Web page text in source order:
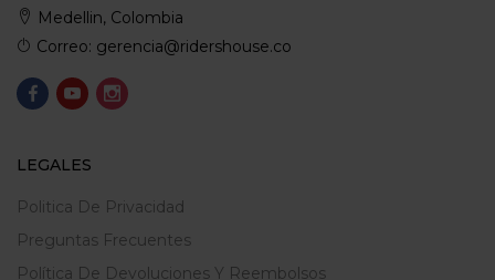
Medellin, Colombia
Correo: gerencia@ridershouse.co
LEGALES
Politica De Privacidad
Preguntas Frecuentes
Política De Devoluciones Y Reembolsos